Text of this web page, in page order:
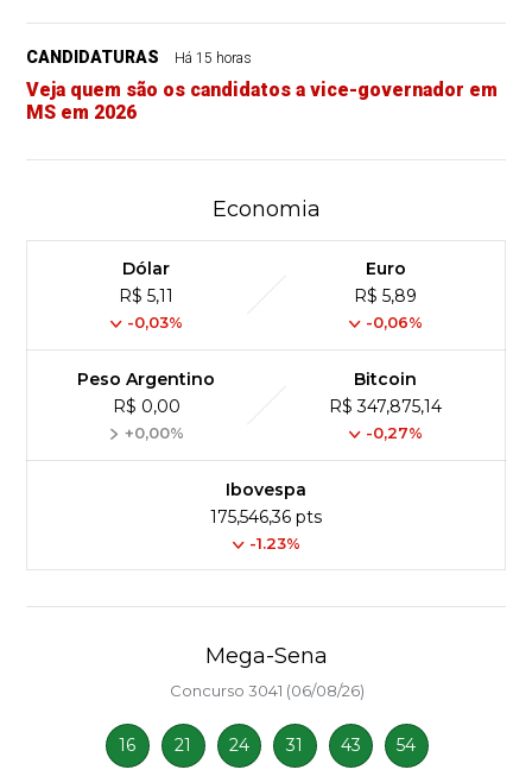
CANDIDATURAS Há 15 horas
Veja quem são os candidatos a vice-governador em
MS em 2026
Economia
Dólar
R$ 5,11
-0,03%
Euro
R$ 5,89
-0,06%
Peso Argentino
R$ 0,00
+0,00%
Bitcoin
R$ 347,875,14
-0,27%
Ibovespa
175,546,36 pts
-1.23%
Mega-Sena
Concurso 3041 (06/08/26)
16 21 24 31 43 54